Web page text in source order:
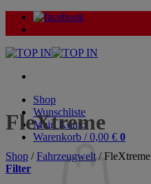
Zum
Inhalt
Shop
Wunschliste
Mein Konto
Warenkorb /0,00 € 0
FleXtreme
Shop / Fahrzeugwelt /FleXtreme
Filter